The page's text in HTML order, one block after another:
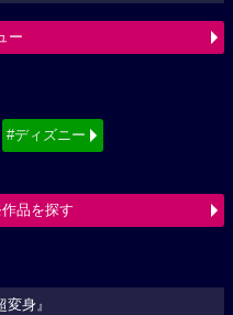
ー
#ディズニー
品を探す
変身』